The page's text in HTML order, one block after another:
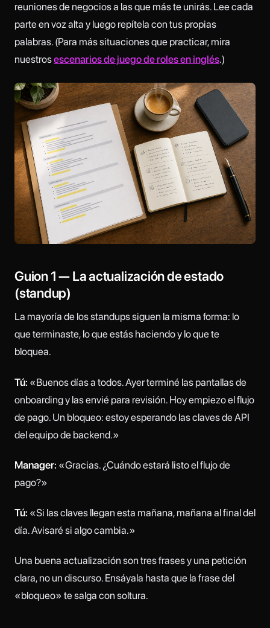
reuniones de negocios a las que más te unirás. Lee cada
parte en voz alta y luego repítela con tus propias
palabras. (Para más situaciones que practicar, mira
nuestrosescenarios de juego de roles en inglés.)
Guion 1 — La actualización de estado
(standup)
La mayoría de los standups siguen la misma forma: lo
que terminaste, lo que estás haciendo y lo que te
bloquea.
Tú: «Buenos días a todos. Ayer terminé las pantallas de
onboarding y las envié para revisión. Hoy empiezo el flujo
de pago. Un bloqueo: estoy esperando las claves de API
del equipo de backend.»
Manager: «Gracias. ¿Cuándo estará listo el flujo de
pago?»
Tú: «Si las claves llegan esta mañana, mañana al final del
día. Avisaré si algo cambia.»
Una buena actualización son tres frases y una petición
clara, no un discurso. Ensáyala hasta que la frase del
«bloqueo» te salga con soltura.